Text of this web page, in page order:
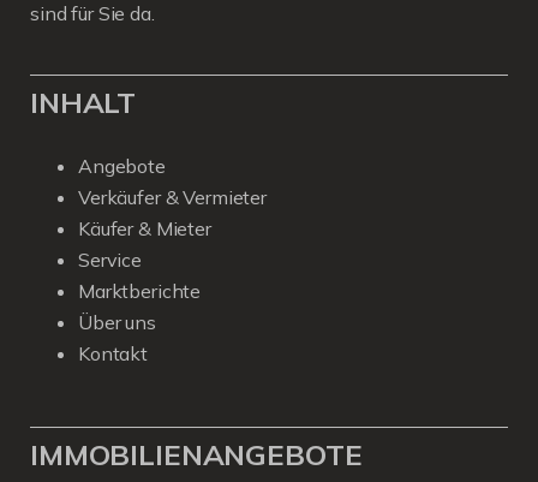
sind für Sie da.
INHALT
Angebote
Verkäufer & Vermieter
Käufer & Mieter
Service
Marktberichte
Über uns
Kontakt
IMMOBILIENANGEBOTE